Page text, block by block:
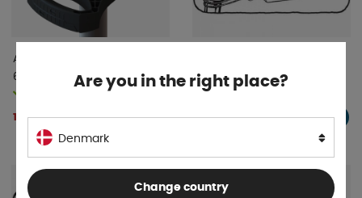
AL-KO Ranger håndtag
60mm Sort
161 DKK KØB!
På lager
KØB!
Are you in the right place?
Denmark
Change country